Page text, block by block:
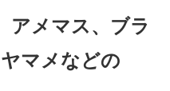
アメマス、ブラ
マメなどの